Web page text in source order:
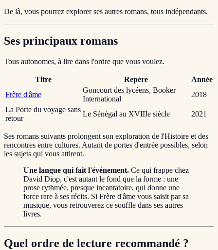
De là, vous pourrez explorer ses autres romans, tous indépendants.
Ses principaux romans
Tous autonomes, à lire dans l'ordre que vous voulez.
Titre Repère
Année
Frère d'âme
Goncourt des lycéens, Booker
International
2018
La Porte du voyage sans
retour
Le Sénégal au XVIIIe siècle 2021
Ses romans suivants prolongent son exploration de l'Histoire et des
rencontres entre cultures. Autant de portes d'entrée possibles, selon
les sujets qui vous attirent.
Une langue qui fait l'événement. Ce qui frappe chez
David Diop, c'est autant le fond que la forme : une
prose rythmée, presque incantatoire, qui donne une
force rare à ses récits. Si Frère d'âme vous saisit par sa
musique, vous retrouverez ce souffle dans ses autres
livres.
Quel ordre de lecture recommandé ?